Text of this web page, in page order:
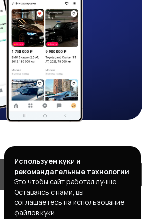
Используем куки и
рекомендательные технологии
Это чтобы сайт работал лучше.
Оставаясь с нами, вы
соглашаетесь на использование
файлов куки.